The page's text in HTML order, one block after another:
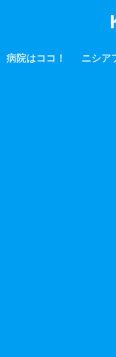
病院はココ！ ニシ